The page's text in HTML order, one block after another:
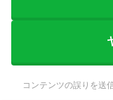
コンテンツの誤りを送